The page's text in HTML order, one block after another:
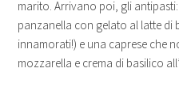
marito. Arrivano poi, gli
panzanella con gelato al latte di
innamorati!) e una caprese che
mozzarella e crema di basilico